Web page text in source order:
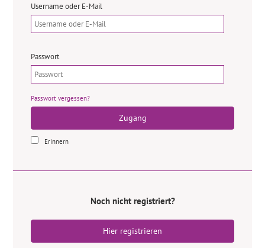
Username oder E-Mail
Passwort
Passwort vergessen?
Zugang
Erinnern
Noch nicht registriert?
Hier registrieren